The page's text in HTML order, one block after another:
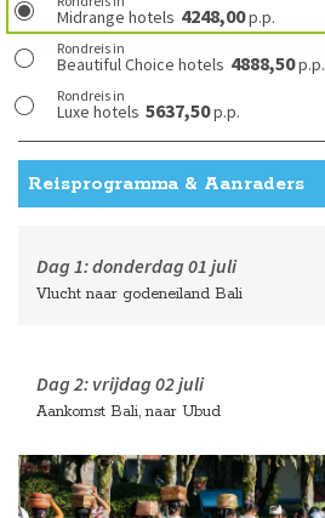
Midrange hotels 4248,00p.p.
Rondreis in
Beautiful Choice hotels 4888,50p.p.
Rondreis in
Luxe hotels 5637,50p.p.
Reisprogramma & Aanraders
Dag 1:donderdag 01 juli
Vlucht naar godeneiland Bali
Dag 2: vrijdag 02 juli
Aankomst Bali, naar Ubud